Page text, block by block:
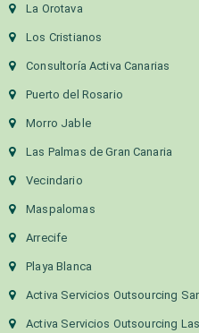
La Orotava
Los Cristianos
Consultoría Activa Canarias
Puerto del Rosario
Morro Jable
Las Palmas de Gran Canaria
Vecindario
Maspalomas
Arrecife
Playa Blanca
Activa Servicios Outsourcing
Activa Servicios Outsourcing